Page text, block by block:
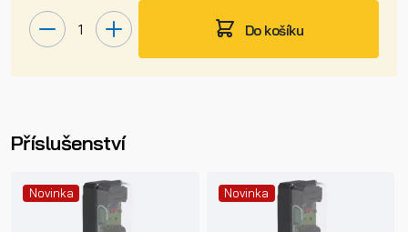
Do košíku
Příslušenství
Novinka Novinka